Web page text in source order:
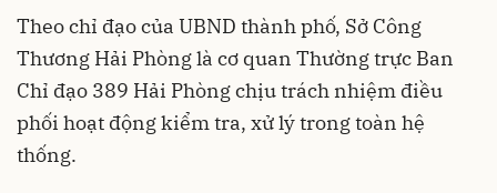
Theo chỉ đạo của UBND thành phố, Sở Công
Thương Hải Phòng là cơ quan Thường trực Ban
Chỉ đạo 389 Hải Phòng chịu trách nhiệm điều
phối hoạt động kiểm tra, xử lý trong toàn hệ
thống.